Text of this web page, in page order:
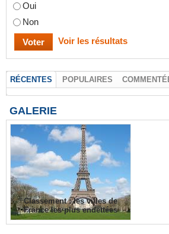
Oui
Non
Voir les résultats
RÉCENTES POPULAIRES
GALERIE
Classement : les villes de
France les plus endettées